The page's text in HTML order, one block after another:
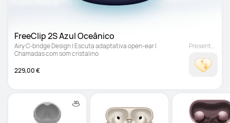
FreeClip 2S Azul Oceânico
Airy C-bridge Design | Escuta adaptativa open-ear |
Chamadas com som cristalino
229,00 €
Presente grátis